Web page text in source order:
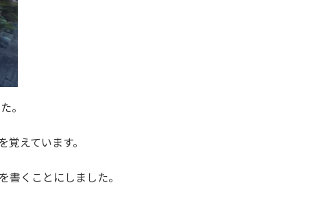
。
えています。
くことにしました。